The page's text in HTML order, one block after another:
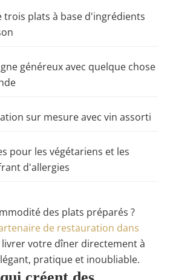
trois plats à base d'ingrédients
généreux avec quelque chose
sur mesure avec vin assorti
pour les végétariens et les
d'allergies
des plats préparés ?
de restauration dans
livrer votre dîner directement à
pratique et inoubliable.